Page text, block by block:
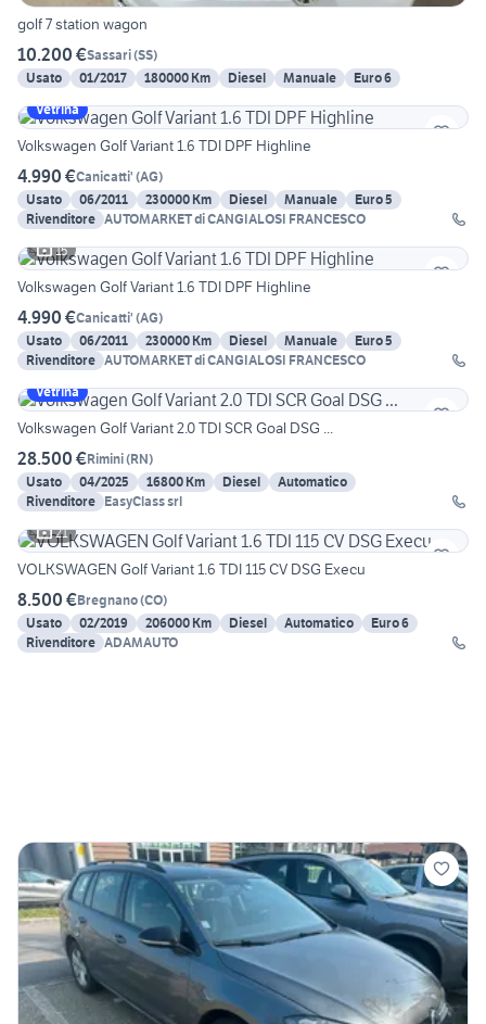
golf 7 station wagon
10.200 €Sassari(SS)
Usato
01/2017 180000 Km Diesel Manuale
Euro 6
Vetrina
Volkswagen Golf Variant 1.6 TDI DPF Highline
4.990 €Canicatti' (AG)
Usato
06/2011 230000 Km Diesel Manuale
Euro 5
Rivenditore AUTOMARKET di CANGIALOSI FRANCESCO
15
Volkswagen Golf Variant 1.6 TDI DPF Highline
4.990 €Canicatti' (AG)
Usato
06/2011 230000 Km Diesel Manuale
Euro 5
Rivenditore AUTOMARKET di CANGIALOSI FRANCESCO
Vetrina
Volkswagen Golf Variant 2.0 TDI SCR Goal DSG ...
28.500 €Rimini(RN)
Usato
04/2025 16800 Km Diesel
Automatico
Rivenditore EasyClass srl
21
VOLKSWAGEN Golf Variant 1.6 TDI 115 CV DSG Execu
8.500 €Bregnano(CO)
Usato
02/2019 206000 Km Diesel Automatico
Euro 6
Rivenditore ADAMAUTO